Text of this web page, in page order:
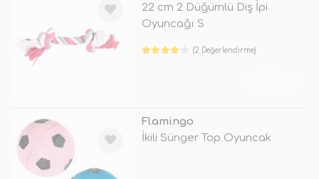
22 cm 2 Düğümlü Diş İpi
Oyuncağı S
(2 Değerlendirme)
Flamingo
İkili Sünger Top Oyuncak